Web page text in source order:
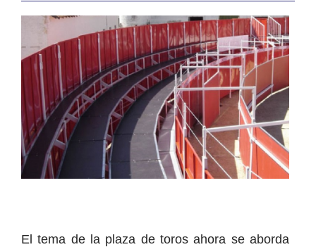
El tema de la plaza de toros ahora se aborda